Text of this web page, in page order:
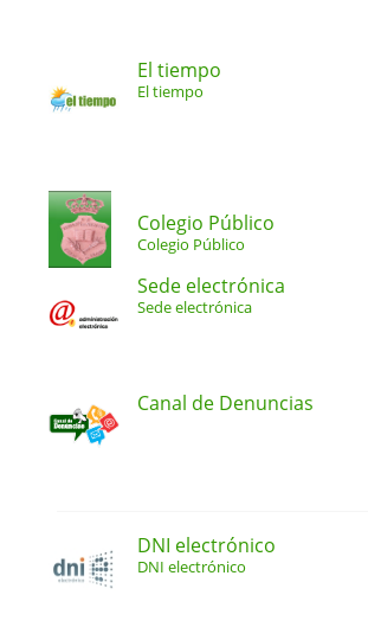
El tiempo
El tiempo
Colegio Público
Colegio Público
Sede electrónica
Sede electrónica
Canal de Denuncias
DNI electrónico
DNI electrónico